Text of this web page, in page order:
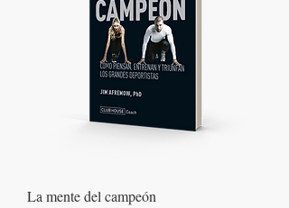
La mente del campeón